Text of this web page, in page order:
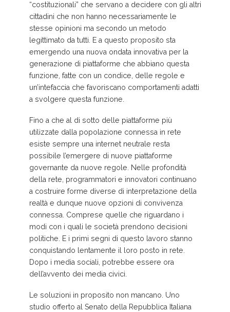
“costituzionali” che servano a decidere con gli altri
cittadini che non hanno necessariamente le
stesse opinioni ma secondo un metodo
legittimato da tutti. E a questo proposito sta
emergendo una nuova ondata innovativa per la
generazione di piattaforme che abbiano questa
funzione, fatte con un condice, delle regole e
un’intefaccia che favoriscano comportamenti adatti
a svolgere questa funzione.
Fino a che al di sotto delle piattaforme più
utilizzate dalla popolazione connessa in rete
esiste sempre una internet neutrale resta
possibile l’emergere di nuove piattaforme
governante da nuove regole. Nelle profondità
della rete, programmatori e innovatori continuano
a costruire forme diverse di interpretazione della
realtà e dunque nuove opzioni di convivenza
connessa. Comprese quelle che riguardano i
modi con i quali le società prendono decisioni
politiche. E i primi segni di questo lavoro stanno
conquistando lentamente il loro posto in rete.
Dopo i media sociali, potrebbe essere ora
dell’avvento dei media civici.
Le soluzioni in proposito non mancano. Uno
studio offerto al Senato della Repubblica Italiana